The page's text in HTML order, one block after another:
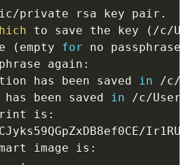
private rsa key pair.
to save the key ( /c/
( empty for no passphrase
again:
has been saved in /c/
been saved in /c/
is:
image is: